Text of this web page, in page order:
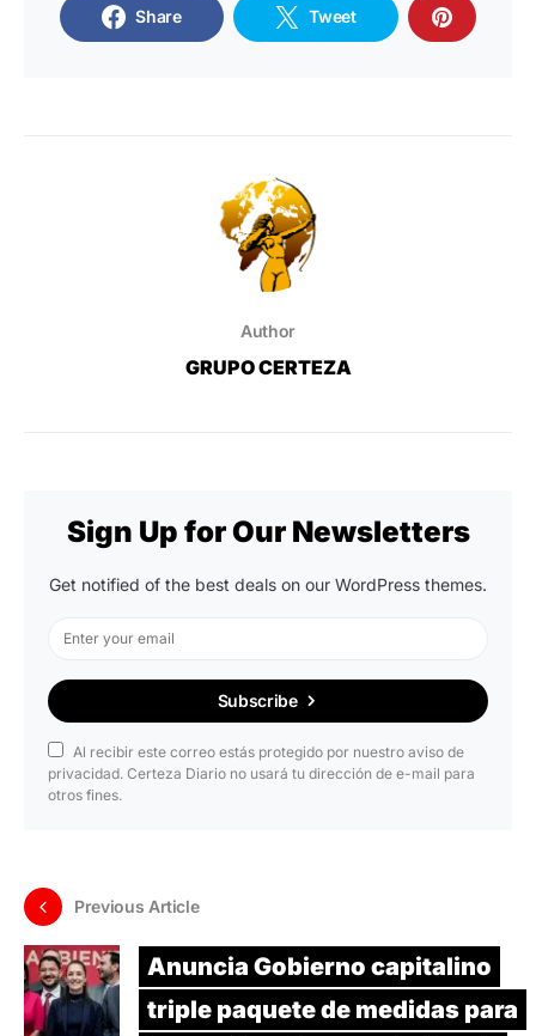
Share Tweet
Author
GRUPO CERTEZA
Sign Up for Our Newsletters
Get notified of the best deals on our WordPress themes.
Subscribe
Al recibir este correo estás protegido por nuestro aviso de
privacidad. Certeza Diario no usará tu dirección de e-mail para
otros fines.
Previous Article
Anuncia Gobierno capitalino
triple paquete de medidas para